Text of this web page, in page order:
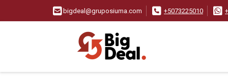
bigdeal@gruposiuma.com +5073225010